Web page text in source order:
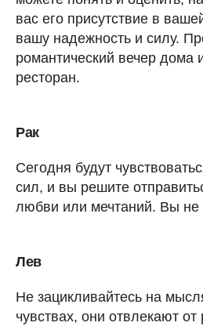
вас его присутствие в
вашу надежность и силу.
романтический вечер дома
ресторан.
Рак
Сегодня будут
сил, и вы решите
любви или мечтаний. Вы не
Лев
Не зацикливайтесь на
чувствах, они отвлекают